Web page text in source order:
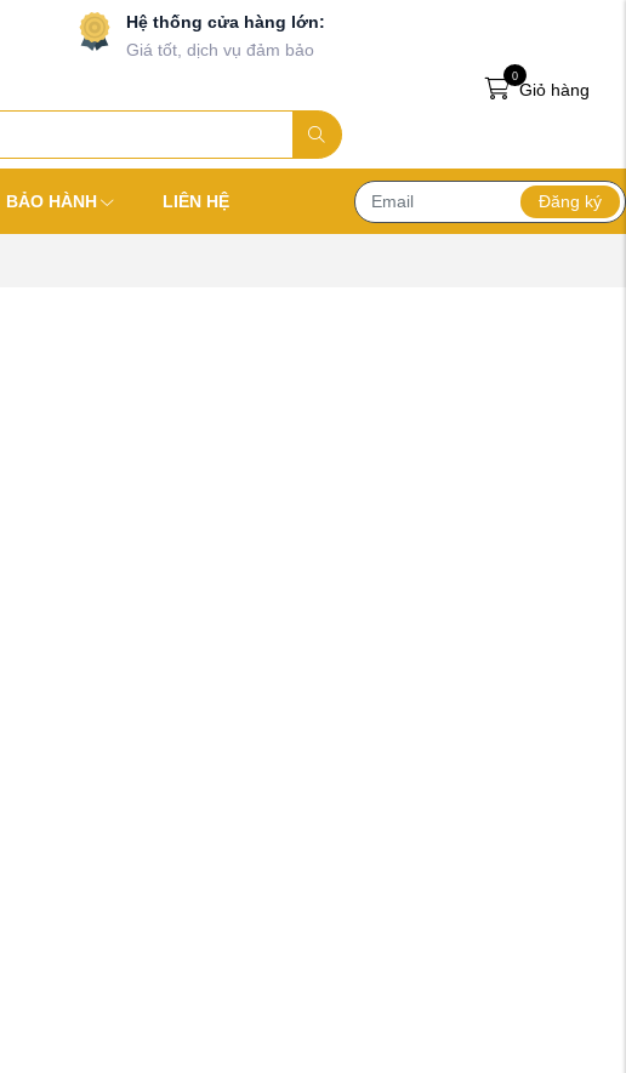
Hệ thống cửa hàng lớn:
Giá tốt, dịch vụ đảm bảo
Giỏ hàng
0
BẢO HÀNH LIÊN HỆ Đăng ký